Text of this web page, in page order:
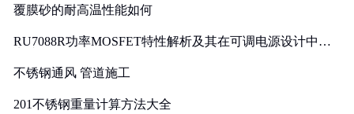
覆膜砂的耐高温性能如何
RU7088R功率MOSFET特性解析及其在可调电源设计中的
不锈钢通风 管道施工
201不锈钢重量计算方法大全